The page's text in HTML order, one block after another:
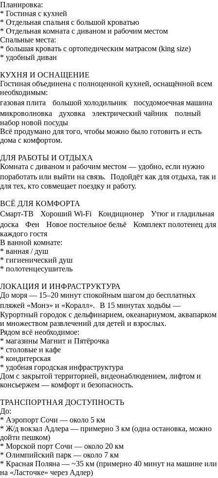
Планировка:
* Гостиная с кухней
* Отдельная спальня с большой кроватью
* Отдельная комната с диваном и рабочим местом
Спальные места:
* большая кровать с ортопедическим матрасом (king size)
* удобный диван
КУХНЯ И ОСНАЩЕНИЕ
Гостиная объединена с полноценной кухней, оснащённой всем
необходимым:
газовая плита большой холодильник посудомоечная машина
микроволновка духовка электрический чайник полный
набор новой посуды
Всё продумано для того, чтобы можно было готовить и есть
дома с комфортом.
ДЛЯ РАБОТЫ И ОТДЫХА
Комната с диваном и рабочим местом — удобно, если нужно
поработать или выйти на связь. Подойдёт как для отдыха, так и
для тех, кто совмещает поездку и работу.
ВСЁ ДЛЯ КОМФОРТА
Смарт‑ТВ Хороший Wi‑Fi Кондиционер Утюг и гладильная
доска Фен Новое постельное бельё Комплект полотенец для
каждого гостя
В ванной комнате:
* ванная / душ
* гигиенический душ
* полотенцесушитель
ЛОКАЦИЯ И ИНФРАСТРУКТУРА
До моря — 15–20 минут спокойным шагом до бесплатных
пляжей «Монэ» и «Коралл». В 15 минутах ходьбы —
Курортный городок с дельфинарием, океанариумом, аквапарком
и множеством развлечений для детей и взрослых.
Рядом всё необходимое:
* магазины Магнит и Пятёрочка
* столовые и кафе
* кондитерская
* удобная городская инфраструктура
Дом с закрытой территорией, видеонаблюдением, лифтом и
консьержем — комфорт и безопасность.
ТРАНСПОРТНАЯ ДОСТУПНОСТЬ
До:
* Аэропорт Сочи — около 5 км
* Ж/д вокзал Адлера — примерно 3 км (одна остановка, можно
дойти пешком)
* Морской порт Сочи — около 20 км
* Олимпийский парк — около 7 км
* Красная Поляна — ~35 км (примерно 40 минут на машине или
на «Ласточке» через Адлер)